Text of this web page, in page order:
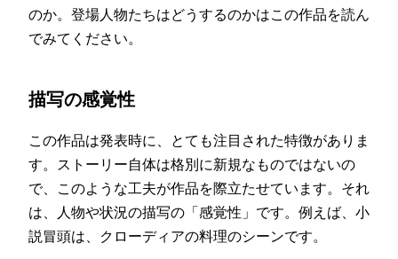
のか。登場人物たちはどうするのかはこの作品を読ん
でみてください。
描写の感覚性
この作品は発表時に、とても注目された特徴がありま
す。ストーリー自体は格別に新規なものではないの
で、このような工夫が作品を際立たせています。それ
は、人物や状況の描写の「感覚性」です。例えば、小
説冒頭は、クローディアの料理のシーンです。